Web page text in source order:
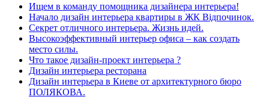
Ищем в команду помощника дизайнера интерьера!
Начало дизайн интерьера квартиры в ЖК Відпочинок.
Секрет отличного интерьера. Жизнь идей.
Высокоэффективный интерьер офиса – как создать
место силы.
Что такое дизайн-проект интерьера ?
Дизайн интерьера ресторана
Дизайн интерьера в Киеве от архитектурного бюро
ПОЛЯКОВА.